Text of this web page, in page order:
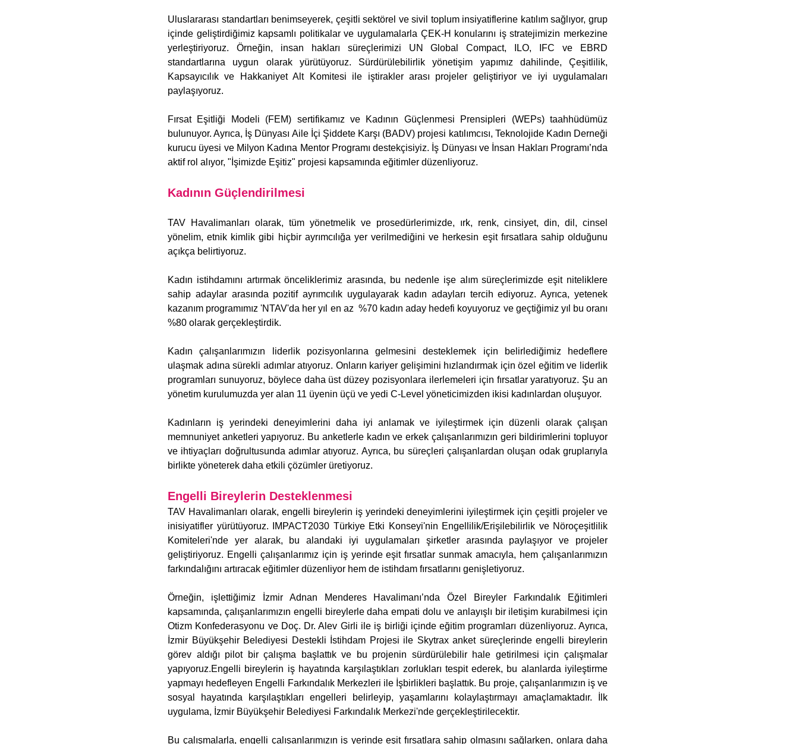
Uluslararası standartları benimseyerek, çeşitli sektörel ve sivil toplum insiyatiflerine katılım sağlıyor, grup
içinde geliştirdiğimiz kapsamlı politikalar ve uygulamalarla ÇEK-H konularını iş stratejimizin merkezine
yerleştiriyoruz. Örneğin, insan hakları süreçlerimizi UN Global Compact, ILO, IFC ve EBRD
standartlarına uygun olarak yürütüyoruz. Sürdürülebilirlik yönetişim yapımız dahilinde, Çeşitlilik,
Kapsayıcılık ve Hakkaniyet Alt Komitesi ile iştirakler arası projeler geliştiriyor ve iyi uygulamaları
paylaşıyoruz.
Fırsat Eşitliği Modeli (FEM) sertifikamız ve Kadının Güçlenmesi Prensipleri (WEPs) taahhüdümüz
bulunuyor. Ayrıca, İş Dünyası Aile İçi Şiddete Karşı (BADV) projesi katılımcısı, Teknolojide Kadın Derneği
kurucu üyesi ve Milyon Kadına Mentor Programı destekçisiyiz. İş Dünyası ve İnsan Hakları Programı’nda
aktif rol alıyor, "İşimizde Eşitiz" projesi kapsamında eğitimler düzenliyoruz.
Kadının Güçlendirilmesi
TAV Havalimanları olarak, tüm yönetmelik ve prosedürlerimizde, ırk, renk, cinsiyet, din, dil, cinsel
yönelim, etnik kimlik gibi hiçbir ayrımcılığa yer verilmediğini ve herkesin eşit fırsatlara sahip olduğunu
açıkça belirtiyoruz.
Kadın istihdamını artırmak önceliklerimiz arasında, bu nedenle işe alım süreçlerimizde eşit niteliklere
sahip adaylar arasında pozitif ayrımcılık uygulayarak kadın adayları tercih ediyoruz. Ayrıca, yetenek
kazanım programımız 'NTAV'da her yıl en az  %70 kadın aday hedefi koyuyoruz ve geçtiğimiz yıl bu oranı
%80 olarak gerçekleştirdik.
Kadın çalışanlarımızın liderlik pozisyonlarına gelmesini desteklemek için belirlediğimiz hedeflere
ulaşmak adına sürekli adımlar atıyoruz. Onların kariyer gelişimini hızlandırmak için özel eğitim ve liderlik
programları sunuyoruz, böylece daha üst düzey pozisyonlara ilerlemeleri için fırsatlar yaratıyoruz. Şu an
yönetim kurulumuzda yer alan 11 üyenin üçü ve yedi C-Level yöneticimizden ikisi kadınlardan oluşuyor.
Kadınların iş yerindeki deneyimlerini daha iyi anlamak ve iyileştirmek için düzenli olarak çalışan
memnuniyet anketleri yapıyoruz. Bu anketlerle kadın ve erkek çalışanlarımızın geri bildirimlerini topluyor
ve ihtiyaçları doğrultusunda adımlar atıyoruz. Ayrıca, bu süreçleri çalışanlardan oluşan odak gruplarıyla
birlikte yöneterek daha etkili çözümler üretiyoruz.
Engelli Bireylerin Desteklenmesi
TAV Havalimanları olarak, engelli bireylerin iş yerindeki deneyimlerini iyileştirmek için çeşitli projeler ve
inisiyatifler yürütüyoruz. IMPACT2030 Türkiye Etki Konseyi'nin Engellilik/Erişilebilirlik ve Nöroçeşitlilik
Komiteleri'nde yer alarak, bu alandaki iyi uygulamaları şirketler arasında paylaşıyor ve projeler
geliştiriyoruz. Engelli çalışanlarımız için iş yerinde eşit fırsatlar sunmak amacıyla, hem çalışanlarımızın
farkındalığını artıracak eğitimler düzenliyor hem de istihdam fırsatlarını genişletiyoruz.
Örneğin, işlettiğimiz İzmir Adnan Menderes Havalimanı’nda Özel Bireyler Farkındalık Eğitimleri
kapsamında, çalışanlarımızın engelli bireylerle daha empati dolu ve anlayışlı bir iletişim kurabilmesi için
Otizm Konfederasyonu ve Doç. Dr. Alev Girli ile iş birliği içinde eğitim programları düzenliyoruz. Ayrıca,
İzmir Büyükşehir Belediyesi Destekli İstihdam Projesi ile Skytrax anket süreçlerinde engelli bireylerin
görev aldığı pilot bir çalışma başlattık ve bu projenin sürdürülebilir hale getirilmesi için çalışmalar
yapıyoruz.Engelli bireylerin iş hayatında karşılaştıkları zorlukları tespit ederek, bu alanlarda iyileştirme
yapmayı hedefleyen Engelli Farkındalık Merkezleri ile İşbirlikleri başlattık. Bu proje, çalışanlarımızın iş ve
sosyal hayatında karşılaştıkları engelleri belirleyip, yaşamlarını kolaylaştırmayı amaçlamaktadır. İlk
uygulama, İzmir Büyükşehir Belediyesi Farkındalık Merkezi'nde gerçekleştirilecektir.
Bu çalışmalarla, engelli çalışanlarımızın iş yerinde eşit fırsatlara sahip olmasını sağlarken, onlara daha